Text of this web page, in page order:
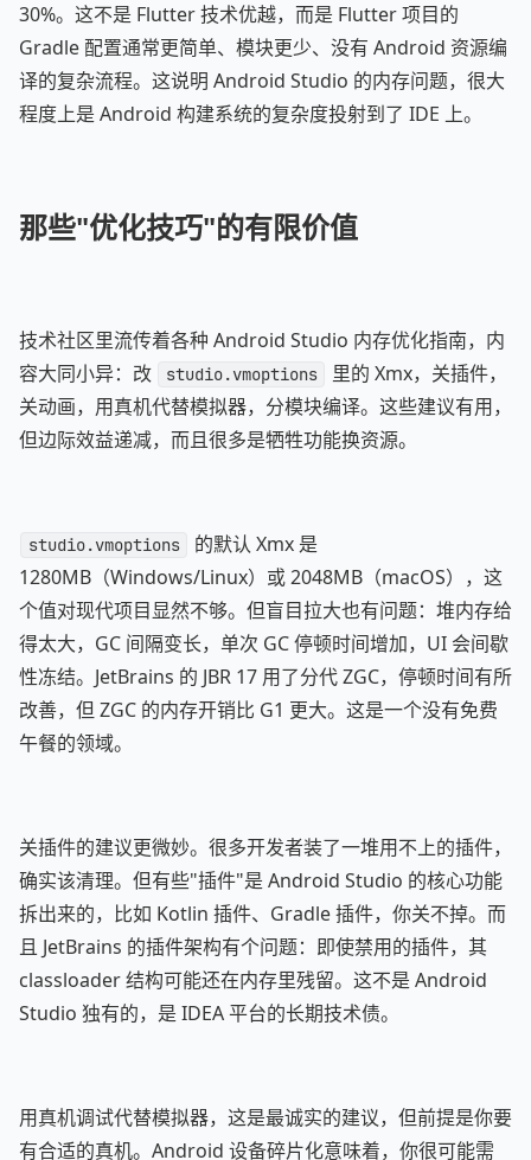
30%。这不是 Flutter 技术优越，而是 Flutter 项目的
Gradle 配置通常更简单、模块更少、没有 Android 资源编
译的复杂流程。这说明 Android Studio 的内存问题，很大
程度上是 Android 构建系统的复杂度投射到了 IDE 上。
那些"优化技巧"的有限价值
技术社区里流传着各种 Android Studio 内存优化指南，内
容大同小异：改
studio.vmoptions
里的 Xmx，关插件，
关动画，用真机代替模拟器，分模块编译。这些建议有用，
但边际效益递减，而且很多是牺牲功能换资源。
studio.vmoptions
的默认 Xmx 是
1280MB（Windows/Linux）或 2048MB（macOS），这
个值对现代项目显然不够。但盲目拉大也有问题：堆内存给
得太大，GC 间隔变长，单次 GC 停顿时间增加，UI 会间歇
性冻结。JetBrains 的 JBR 17 用了分代 ZGC，停顿时间有所
改善，但 ZGC 的内存开销比 G1 更大。这是一个没有免费
午餐的领域。
关插件的建议更微妙。很多开发者装了一堆用不上的插件，
确实该清理。但有些"插件"是 Android Studio 的核心功能
拆出来的，比如 Kotlin 插件、Gradle 插件，你关不掉。而
且 JetBrains 的插件架构有个问题：即使禁用的插件，其
classloader 结构可能还在内存里残留。这不是 Android
Studio 独有的，是 IDEA 平台的长期技术债。
用真机调试代替模拟器，这是最诚实的建议，但前提是你要
有合适的真机。Android 设备碎片化意味着，你很可能需